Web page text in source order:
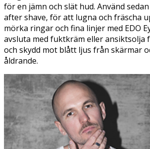
för en jämn och slät hud. Använd
after shave, för att lugna och fräscha
mörka ringar och fina linjer med EDO
avsluta med fuktkräm eller
och skydd mot blått ljus från skärmar
åldrande.